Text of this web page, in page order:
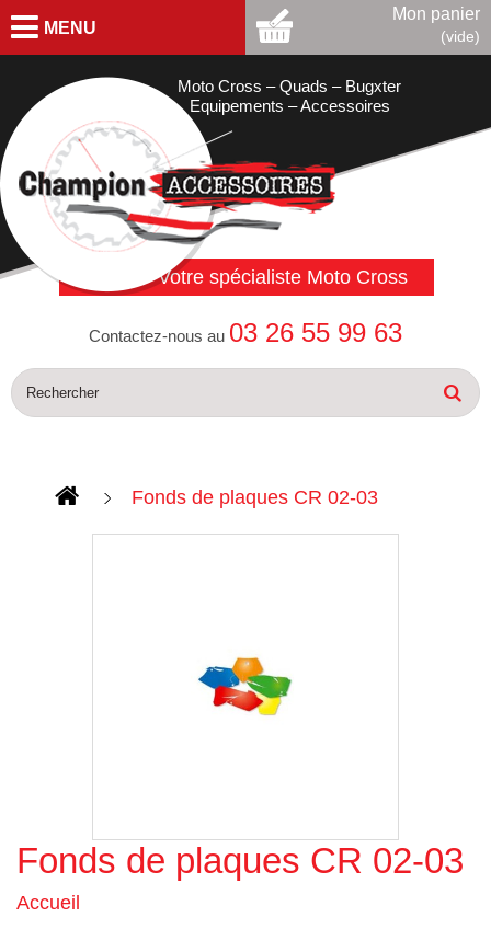
MENU
Mon panier
(vide)
Moto Cross – Quads – Bugxter
Equipements – Accessoires
Votre spécialiste Moto Cross
Contactez-nous au 03 26 55 99 63
Fonds de plaques CR 02-03
Agrandir l'image
Fonds de plaques CR 02-03
Accueil